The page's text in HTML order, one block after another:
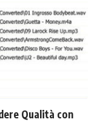
Qualità con